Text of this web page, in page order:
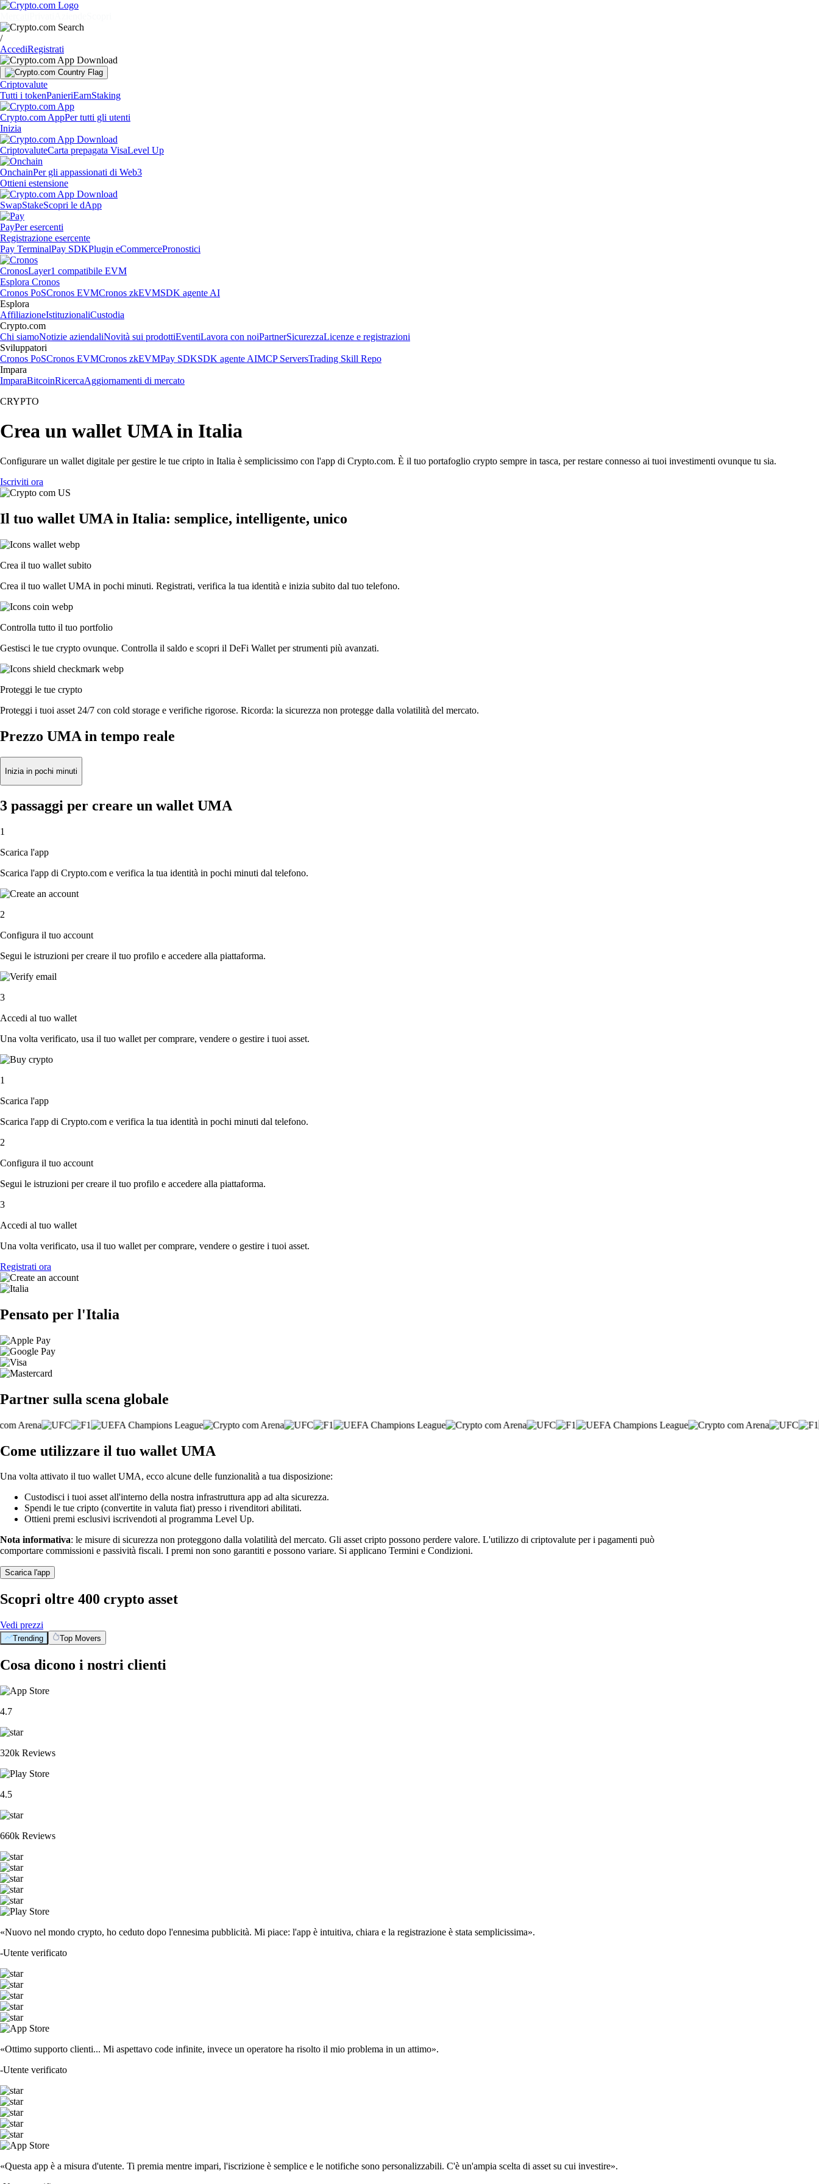
/
AccediRegistrati
Criptovalute
Tutti i tokenPanieriEarnStaking
Crypto.com AppPer tutti gli utenti
Inizia
CriptovaluteCarta prepagata VisaLevel Up
OnchainPer gli appassionati di Web3
Ottieni estensione
SwapStakeScopri le dApp
PayPer esercenti
Registrazione esercente
Pay TerminalPay SDKPlugin eCommercePronostici
CronosLayer1 compatibile EVM
Esplora Cronos
Cronos PoSCronos EVMCronos zkEVMSDK agente AI
Esplora
AffiliazioneIstituzionaliCustodia
Crypto.com
Chi siamoNotizie aziendaliNovità sui prodottiEventiLavora con noiPartnerSicurezzaLicenze e registrazioni
Sviluppatori
Cronos PoSCronos EVMCronos zkEVMPay SDKSDK agente AIMCP ServersTrading Skill Repo
Impara
ImparaBitcoinRicercaAggiornamenti di mercato
CRYPTO
Crea un wallet UMA in Italia
Configurare un wallet digitale per gestire le tue cripto in Italia è semplicissimo con l'app di Crypto.com. È il tuo portafoglio crypto sempre in tasca, per restare connesso ai tuoi investimenti ovunque tu sia.
Iscriviti ora
Il tuo wallet UMA in Italia: semplice, intelligente, unico
Crea il tuo wallet subito
Crea il tuo wallet UMA in pochi minuti. Registrati, verifica la tua identità e inizia subito dal tuo telefono.
Controlla tutto il tuo portfolio
Gestisci le tue crypto ovunque. Controlla il saldo e scopri il DeFi Wallet per strumenti più avanzati.
Proteggi le tue crypto
Proteggi i tuoi asset 24/7 con cold storage e verifiche rigorose. Ricorda: la sicurezza non protegge dalla volatilità del mercato.
Prezzo UMA in tempo reale
Inizia in pochi minuti
3 passaggi per creare un wallet UMA
1
Scarica l'app
Scarica l'app di Crypto.com e verifica la tua identità in pochi minuti dal telefono.
2
Configura il tuo account
Segui le istruzioni per creare il tuo profilo e accedere alla piattaforma.
3
Accedi al tuo wallet
Una volta verificato, usa il tuo wallet per comprare, vendere o gestire i tuoi asset.
1
Scarica l'app
Scarica l'app di Crypto.com e verifica la tua identità in pochi minuti dal telefono.
2
Configura il tuo account
Segui le istruzioni per creare il tuo profilo e accedere alla piattaforma.
3
Accedi al tuo wallet
Una volta verificato, usa il tuo wallet per comprare, vendere o gestire i tuoi asset.
Registrati ora
Pensato per l'Italia
Partner sulla scena globale
Come utilizzare il tuo wallet UMA
Una volta attivato il tuo wallet UMA, ecco alcune delle funzionalità a tua disposizione:
Custodisci i tuoi asset all'interno della nostra infrastruttura app ad alta sicurezza.
Spendi le tue cripto (convertite in valuta fiat) presso i rivenditori abilitati.
Ottieni premi esclusivi iscrivendoti al programma Level Up.
Nota informativa: le misure di sicurezza non proteggono dalla volatilità del mercato. Gli asset cripto possono perdere valore. L'utilizzo di criptovalute per i pagamenti può
comportare commissioni e passività fiscali. I premi non sono garantiti e possono variare. Si applicano Termini e Condizioni.
Scarica l'app
Scopri oltre 400 crypto asset
Vedi prezzi
Trending Top Movers
Cosa dicono i nostri clienti
4.7
320k Reviews
4.5
660k Reviews
«Nuovo nel mondo crypto, ho ceduto dopo l'ennesima pubblicità. Mi piace: l'app è intuitiva, chiara e la registrazione è stata semplicissima».
-Utente verificato
«Ottimo supporto clienti... Mi aspettavo code infinite, invece un operatore ha risolto il mio problema in un attimo».
-Utente verificato
«Questa app è a misura d'utente. Ti premia mentre impari, l'iscrizione è semplice e le notifiche sono personalizzabili. C'è un'ampia scelta di asset su cui investire».